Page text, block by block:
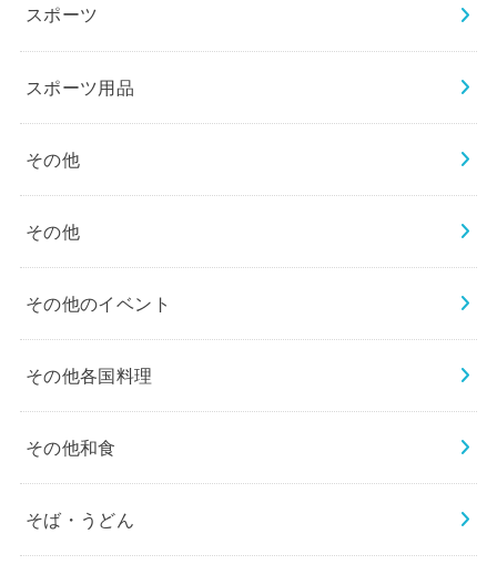
スポーツ
スポーツ用品
その他
その他
その他のイベント
その他各国料理
その他和食
そば・うどん